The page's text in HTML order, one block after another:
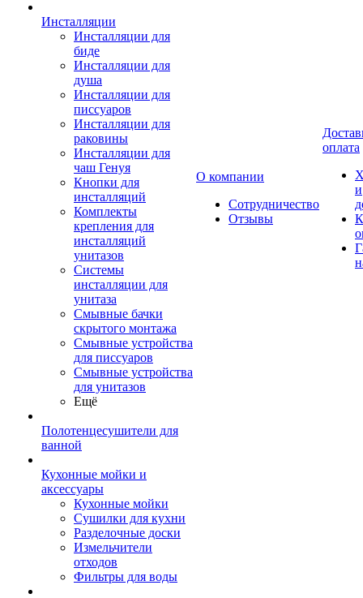
Инсталляции
Инсталляции для
биде
Инсталляции для
душа
Инсталляции для
писсуаров
Инсталляции для
раковины
Инсталляции для
чаш Генуя
Кнопки для
инсталляций
Комплекты
крепления для
инсталляций
унитазов
Системы
инсталляции для
унитаза
Смывные бачки
скрытого монтажа
Смывные устройства
для писсуаров
Смывные устройства
для унитазов
Ещё
Полотенцесушители для
ванной
Кухонные мойки и
аксессуары
Кухонные мойки
Сушилки для кухни
Разделочные доски
Измельчители
отходов
Фильтры для воды
О компании
Сотрудничество
Отзывы
оплата
и